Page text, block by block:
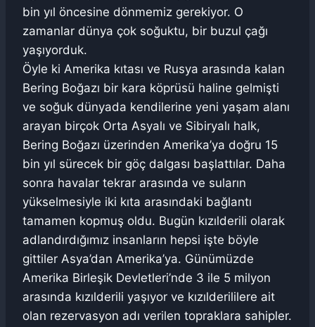
bin yıl öncesine dönmemiz gerekiyor. O
zamanlar dünya çok soğuktu, bir buzul çağı
yaşıyorduk.
Öyle ki Amerika kıtası ve Rusya arasında kalan
Bering Boğazı bir kara köprüsü haline gelmişti
ve soğuk dünyada kendilerine yeni yaşam alanı
arayan birçok Orta Asyalı ve Sibiryalı halk,
Bering Boğazı üzerinden Amerika’ya doğru 15
bin yıl sürecek bir göç dalgası başlattılar. Daha
sonra havalar tekrar arasında ve suların
yükselmesiyle iki kıta arasındaki bağlantı
tamamen kopmuş oldu. Bugün kızılderili olarak
adlandırdığımız insanların hepsi işte böyle
gittiler Asya’dan Amerika’ya. Günümüzde
Amerika Birleşik Devletleri’nde 3 ile 5 milyon
arasında kızılderili yaşıyor ve kızılderililere ait
olan rezervasyon adı verilen topraklara sahipler.